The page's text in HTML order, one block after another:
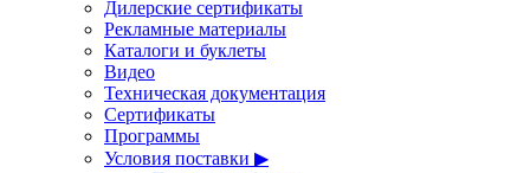
Дилерские сертификаты
Рекламные материалы
Каталоги и буклеты
Видео
Техническая документация
Сертификаты
Программы
Условия поставки ▶